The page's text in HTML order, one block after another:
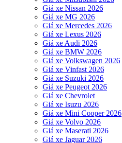
Giá xe Nissan 2026
Giá xe MG 2026
Giá xe Mercedes 2026
Giá xe Lexus 2026
Giá xe Audi 2026
Giá xe BMW 2026
Giá xe Volkswagen 2026
Giá xe Vinfast 2026
Giá xe Suzuki 2026
Giá xe Peugeot 2026
Giá xe Chevrolet
Giá xe Isuzu 2026
Giá xe Mini Cooper 2026
Giá xe Volvo 2026
Giá xe Maserati 2026
Giá xe Jaguar 2026